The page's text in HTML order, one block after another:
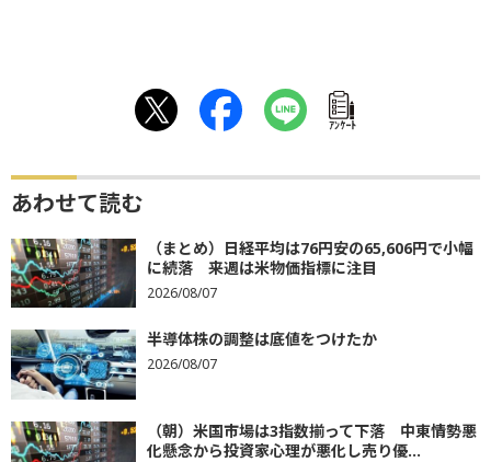
ｱﾝｹｰﾄ
あわせて読む
（まとめ）日経平均は76円安の65,606円で小幅
に続落 来週は米物価指標に注目
2026/08/07
半導体株の調整は底値をつけたか
2026/08/07
（朝）米国市場は3指数揃って下落 中東情勢悪
化懸念から投資家心理が悪化し売り優...